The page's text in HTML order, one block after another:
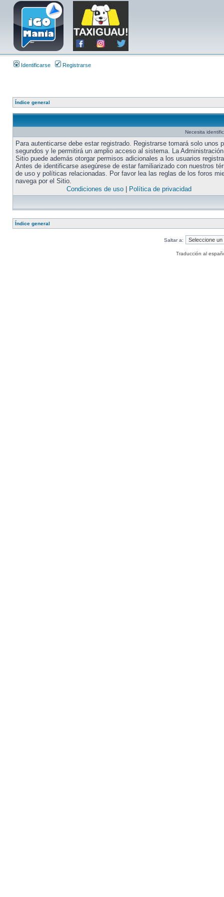
Identificarse Registrarse
Índice general
Necesita
Para autenticarse debe estar registrado. Registrarse tomará solo unos
segundos y le permitirá un amplio acceso al sistema. La
Sitio puede además otorgar permisos adicionales a los usuarios
Antes de identificarse asegúrese de estar familiarizado con nuestros
de uso y políticas relacionadas. Por favor lea las reglas de los foros
navega por el Sitio.
Condiciones de uso| Política de privacidad
Índice general
Saltar a:
Traducción al